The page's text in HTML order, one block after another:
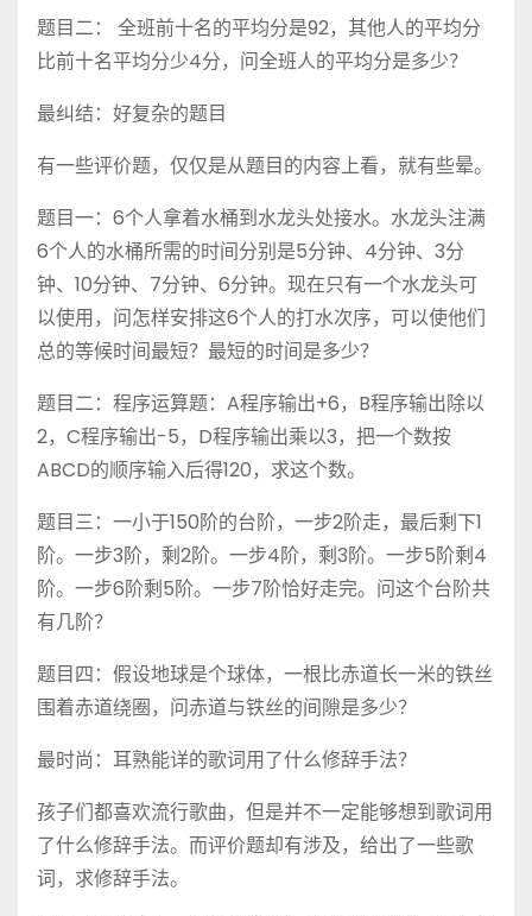
题目二： 全班前十名的平均分是92，其他人的平均分
比前十名平均分少4分，问全班人的平均分是多少？
最纠结：好复杂的题目
有一些评价题，仅仅是从题目的内容上看，就有些晕。
题目一：6个人拿着水桶到水龙头处接水。水龙头注满
6个人的水桶所需的时间分别是5分钟、4分钟、3分
钟、10分钟、7分钟、6分钟。现在只有一个水龙头可
以使用，问怎样安排这6个人的打水次序，可以使他们
总的等候时间最短？最短的时间是多少？
题目二：程序运算题：A程序输出+6，B程序输出除以
2，C程序输出-5，D程序输出乘以3，把一个数按
ABCD的顺序输入后得120，求这个数。
题目三：一小于150阶的台阶，一步2阶走，最后剩下1
阶。一步3阶，剩2阶。一步4阶，剩3阶。一步5阶剩4
阶。一步6阶剩5阶。一步7阶恰好走完。问这个台阶共
有几阶？
题目四：假设地球是个球体，一根比赤道长一米的铁丝
围着赤道绕圈，问赤道与铁丝的间隙是多少？
最时尚：耳熟能详的歌词用了什么修辞手法？
孩子们都喜欢流行歌曲，但是并不一定能够想到歌词用
了什么修辞手法。而评价题却有涉及，给出了一些歌
词，求修辞手法。